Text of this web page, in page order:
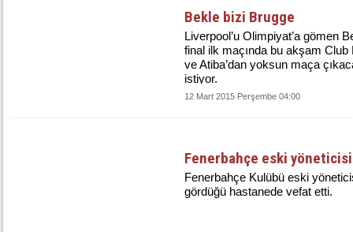
Bekle bizi Brugge
Liverpool’u Olimpiyat’a gömen
final ilk maçında bu akşam
ve Atiba’dan yoksun maça
istiyor.
12 Mart 2015 Perşembe 04:00
Fenerbahçe eski
Fenerbahçe Kulübü eski
gördüğü hastanede vefat etti.